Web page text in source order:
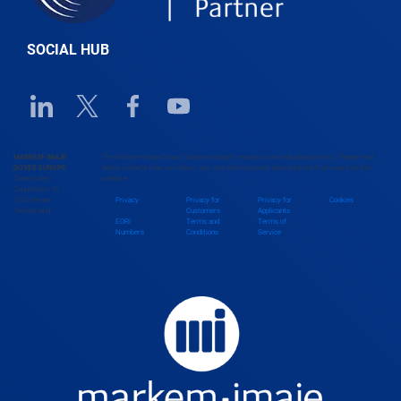
Belize
Bolivia
SOCIAL HUB
Linkedin URL link
Twitter URL linkFacebook URL link
Youtube URL link
MARKEM-IMAJE
DOVER EUROPE
Chemin des
Coquelicots 16
1214 Vernier
Switzerland
The Markem-Imaje Group (“Markem-Imaje”) respects your individual privacy. Please read
below to check how we collect, use, and share personal data obtained from users on this
website.
Privacy
Privacy for
Customers
Privacy for
Applicants
Cookies
EORI
Numbers
Terms and
Conditions
Terms of
Service